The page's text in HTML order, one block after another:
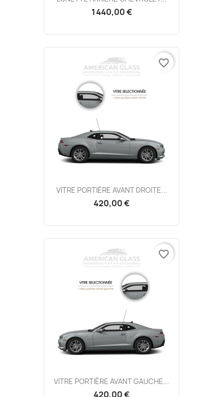
1 440,00 €
VITRE PORTIÈRE AVANT DROITE...
420,00 €
favorite_border
VITRE PORTIÈRE AVANT GAUCHE...
420,00 €
favorite_border